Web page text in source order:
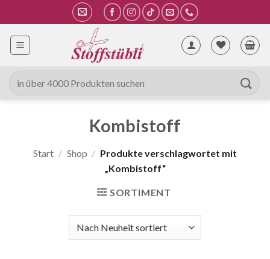
Inhalt
springen
Suche
nach:
Kombistoff
Start / Shop / Produkte verschlagwortet mit
„Kombistoff“
SORTIMENT